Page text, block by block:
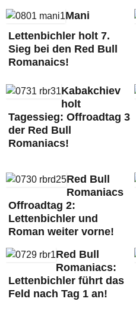
Mani
Lettenbichler holt 7.
Sieg bei den Red Bull
Romanaics!
Kabakchiev
holt
Tagessieg: Offroadtag 3
der Red Bull
Romaniacs!
Red Bull
Romaniacs
Offroadtag 2:
Lettenbichler und
Roman weiter vorne!
Red Bull
Romaniacs:
Lettenbichler führt das
Feld nach Tag 1 an!